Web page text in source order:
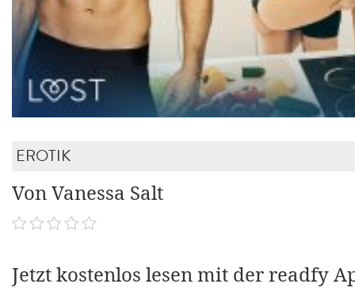
EROTIK
Von Vanessa Salt
Jetzt kostenlos lesen mit der readfy